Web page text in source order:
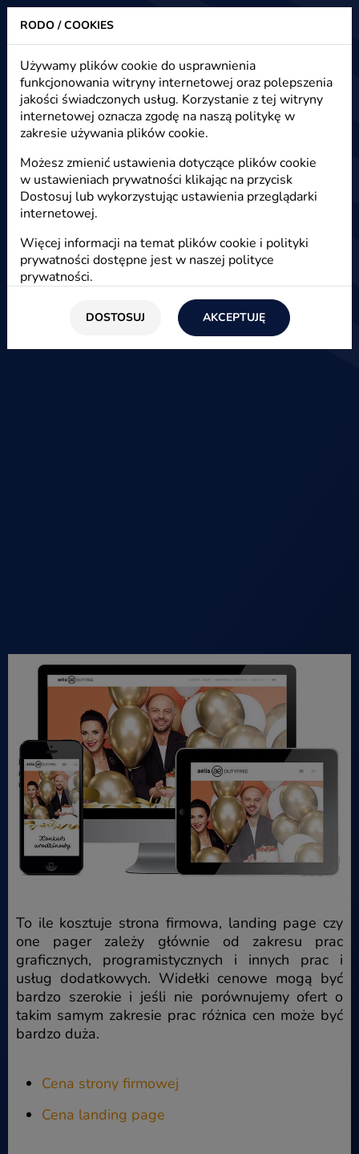
Heuristic - strony www, sklepy internetowe, e-marketing
Ile kosztuje strona firmowa,
landing page, one pager?
Start Firma FAQ
Jaka jest cena strony firmowej, landing page, one
pager. Cena nowoczesnej, responsywnej strony
RWD.
To ile kosztuje strona firmowa, landing page czy
one pager zależy głównie od zakresu prac
graficznych, programistycznych i innych prac i
usług dodatkowych. Widełki cenowe mogą być
bardzo szerokie i jeśli nie porównujemy ofert o
takim samym zakresie prac różnica cen może być
bardzo duża.
Cena strony firmowej
Cena landing page
RODO / COOKIES
Używamy plików cookie do usprawnienia
funkcjonowania witryny internetowej oraz polepszenia
jakości świadczonych usług. Korzystanie z tej witryny
internetowej oznacza zgodę na naszą politykę w
zakresie używania plików cookie.
Możesz zmienić ustawienia dotyczące plików cookie
w ustawieniach prywatności klikając na przycisk
Dostosuj lub wykorzystując ustawienia przeglądarki
internetowej.
Więcej informacji na temat plików cookie i polityki
prywatności dostępne jest w naszej polityce
prywatności.
DOSTOSUJ AKCEPTUJĘ